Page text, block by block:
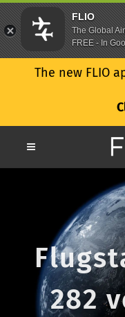
The new FLIO
282
FLIO
The Global
FREE - In